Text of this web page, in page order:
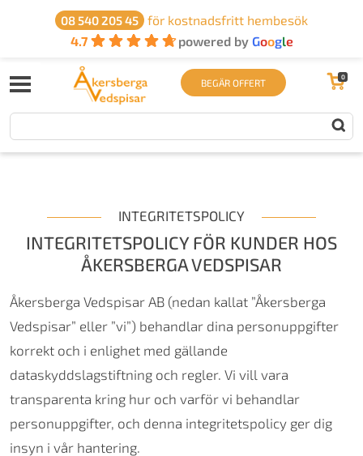
08 540 205 45
för kostnadsfritt hembesök
4.7
powered by Google
BEGÄR OFFERT 0
INTEGRITETSPOLICY
INTEGRITETSPOLICY FÖR KUNDER HOS
ÅKERSBERGA VEDSPISAR
Åkersberga Vedspisar AB (nedan kallat ”Åkersberga
Vedspisar” eller ”vi”) behandlar dina personuppgifter
korrekt och i enlighet med gällande
dataskyddslagstiftning och regler. Vi vill vara
transparenta kring hur och varför vi behandlar
personuppgifter, och denna integritetspolicy ger dig
insyn i vår hantering.